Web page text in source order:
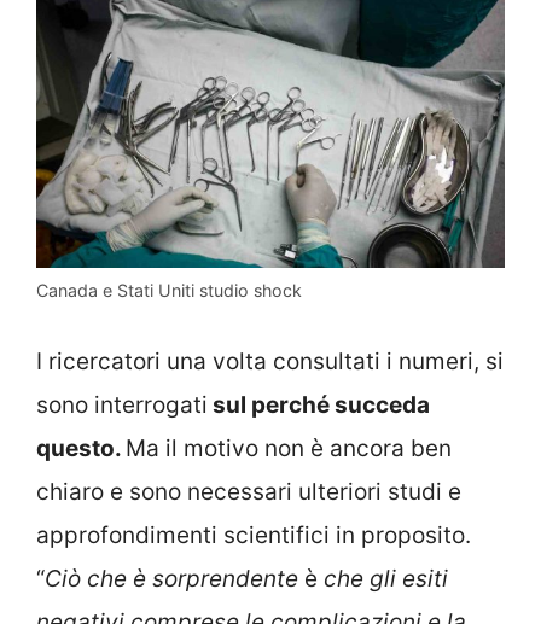
Canada e Stati Uniti studio shock
I ricercatori una volta consultati i numeri, si
sono interrogati sul perché succeda
questo. Ma il motivo non è ancora ben
chiaro e sono necessari ulteriori studi e
approfondimenti scientifici in proposito.
“Ciò che è sorprendente è che gli esiti